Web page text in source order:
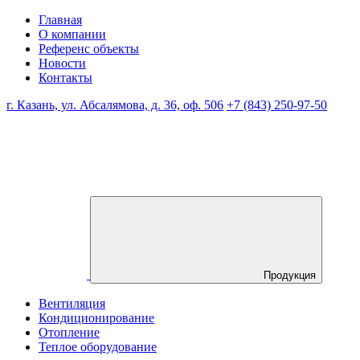
Главная
О компании
Референс объекты
Новости
Контакты
г. Казань, ул. Абсалямова, д. 36, оф. 506 +7 (843) 250-97-50
Продукция
Вентиляция
Кондиционирование
Отопление
Теплое оборудование